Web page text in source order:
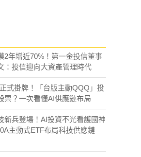
2年增近70%！第一金投信董事
：投信迎向大資產管理時代
式掛牌！「台版主動QQQ」投
票？一次看懂AI供應鏈布局
新兵登場！AI投資不光看護國神
主動式ETF布局科技供應鏈